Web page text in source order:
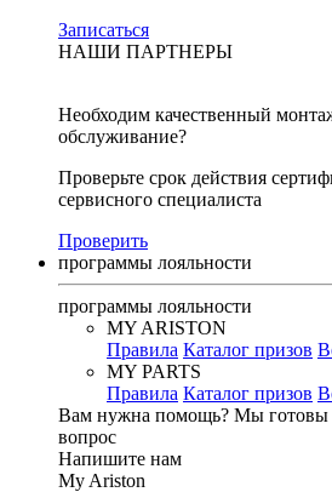
Записаться
НАШИ ПАРТНЕРЫ
Необходим качественный
обслуживание?
Проверьте срок действия
сервисного специалиста
Проверить
программы лояльности
программы лояльности
MY ARISTON
Правила Каталог призов
MY PARTS
Правила Каталог призов
Вам нужна помощь? Мы готовы
вопрос
Напишите нам
My Ariston